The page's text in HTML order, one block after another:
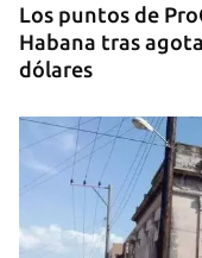
Los puntos de
Habana tras
dólares